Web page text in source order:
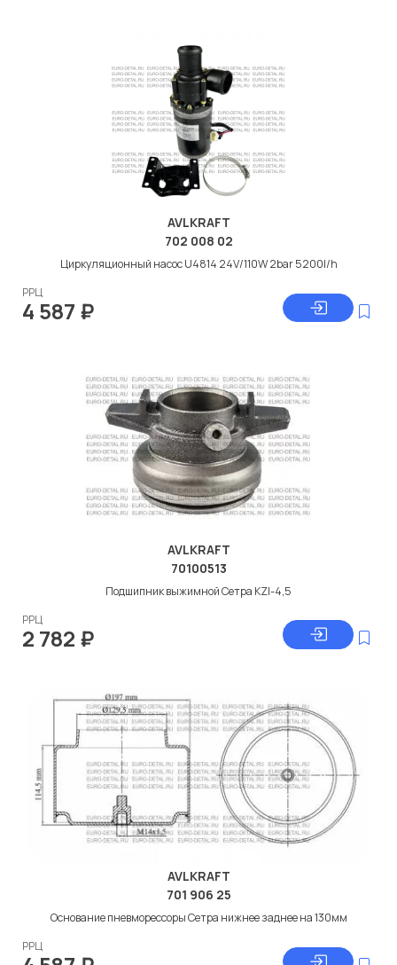
AVLKRAFT
702 008 02
Циркуляционный насос U4814 24V/110W 2bar 5200l/h
РРЦ
4 587 ₽
AVLKRAFT
70100513
Подшипник выжимной Сетра KZI-4,5
РРЦ
2 782 ₽
AVLKRAFT
701 906 25
Основание пневморессоры Сетра нижнее заднее на 130мм
РРЦ